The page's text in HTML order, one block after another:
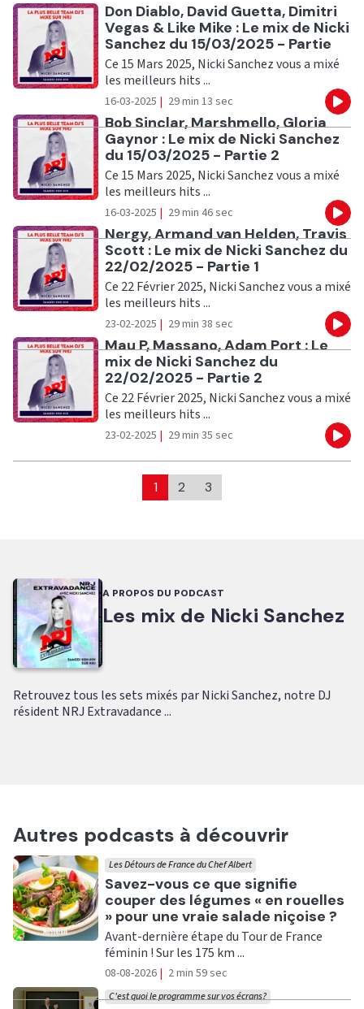
Ecouter
Don Diablo, David Guetta, Dimitri
Vegas & Like Mike : Le mix de Nicki
Sanchez du 15/03/2025 - Partie
Ce 15 Mars 2025, Nicki Sanchez vous a mixé
les meilleurs hits ...
16-03-2025 | 29 min 13 sec
Ecouter
Bob Sinclar, Marshmello, Gloria
Gaynor : Le mix de Nicki Sanchez
du 15/03/2025 - Partie 2
Ce 15 Mars 2025, Nicki Sanchez vous a mixé
les meilleurs hits ...
16-03-2025 | 29 min 46 sec
Ecouter
Nergy, Armand van Helden, Travis
Scott : Le mix de Nicki Sanchez du
22/02/2025 - Partie 1
Ce 22 Février 2025, Nicki Sanchez vous a mixé
les meilleurs hits ...
23-02-2025 | 29 min 38 sec
Ecouter
Mau P, Massano, Adam Port : Le
mix de Nicki Sanchez du
22/02/2025 - Partie 2
Ce 22 Février 2025, Nicki Sanchez vous a mixé
les meilleurs hits ...
23-02-2025 | 29 min 35 sec
1 2 3
A PROPOS DU PODCAST
Les mix de Nicki Sanchez
Retrouvez tous les sets mixés par Nicki Sanchez, notre DJ
résident NRJ Extravadance ...
Autres podcasts à découvrir
Ecouter
Savez-vous ce que signifie
couper des légumes « en rouelles
» pour une vraie salade niçoise ?
Les Détours de France du Chef Albert
Avant-dernière étape du Tour de France
féminin ! Sur les 175 km ...
08-08-2026 | 2 min 59 sec
C'est quoi le programme sur vos écrans?